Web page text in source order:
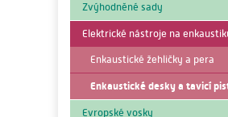
Zvýhodněné sady
Elektrické nástroje na
Enkaustické žehličky a pera
Enkaustické desky a tavicí
Evropské vosky